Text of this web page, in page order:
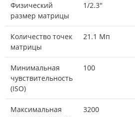
Физический
размер матрицы
1/2.3"
Количество точек
матрицы
21.1 Мп
Минимальная
чувствительность
(ISO)
100
Максимальная
3200